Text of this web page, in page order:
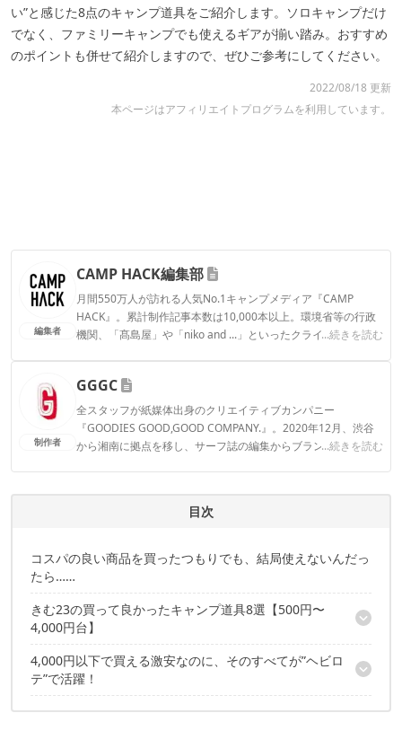
い”と感じた8点のキャンプ道具をご紹介します。ソロキャンプだけ
でなく、ファミリーキャンプでも使えるギアが揃い踏み。おすすめ
のポイントも併せて紹介しますので、ぜひご参考にしてください。
2022/08/18 更新
本ページはアフィリエイトプログラムを利用しています。
編集者
CAMP HACK編集部
月間550万人が訪れる人気No.1キャンプメディア『CAMP
HACK』。累計制作記事本数は10,000本以上。環境省等の行政
機関、「髙島屋」や「niko and ...」といったクライアントとの
...続きを読む
CAMP HACK編集部のプロフィール
制作者
GGGC
全スタッフが紙媒体出身のクリエイティブカンパニー
『GOODIES GOOD,GOOD COMPANY.』。2020年12月、渋谷
から湘南に拠点を移し、サーフ誌の編集からブランドデザイン
テンツをお届けできれば幸いです。
...続きを読む
目次
コスパの良い商品を買ったつもりでも、結局使えないんだっ
たら……
きむ23の買って良かったキャンプ道具8選【500円〜
4,000円台】
①携帯性に優れたバンドック「FDジャグ7L」
使い勝手に優れたコンパクト設計が◎
4,000円以下で買える激安なのに、そのすべてが”ヘビロ
テ”で活躍！